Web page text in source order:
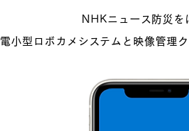
​NHKニュース防災を
小型ロボカメシステムと映像管理